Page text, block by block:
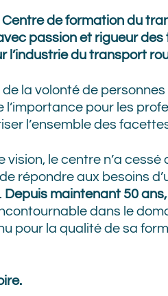
Centre de formation du
passion et rigueur
l’industrie du transport
de la volonté de
l’importance pour les
l’ensemble des
le centre n’a cessé
répondre aux besoins
Depuis maintenant 50 ans,
dans le
pour la qualité de sa